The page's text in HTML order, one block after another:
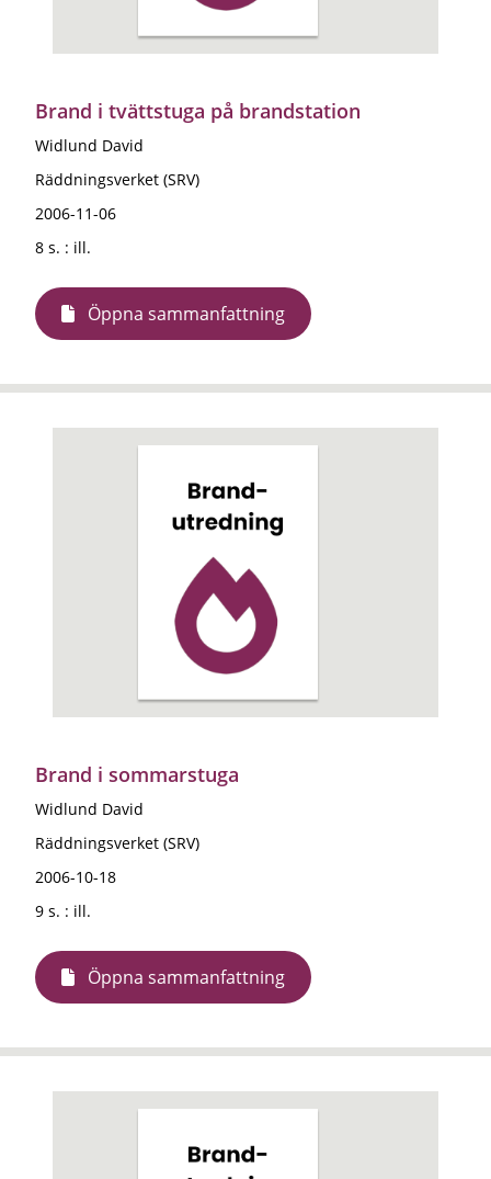
Brand i tvättstuga på brandstation
Widlund David
Räddningsverket (SRV)
2006-11-06
8 s. : ill.
Öppna sammanfattning
Brand i sommarstuga
Widlund David
Räddningsverket (SRV)
2006-10-18
9 s. : ill.
Öppna sammanfattning